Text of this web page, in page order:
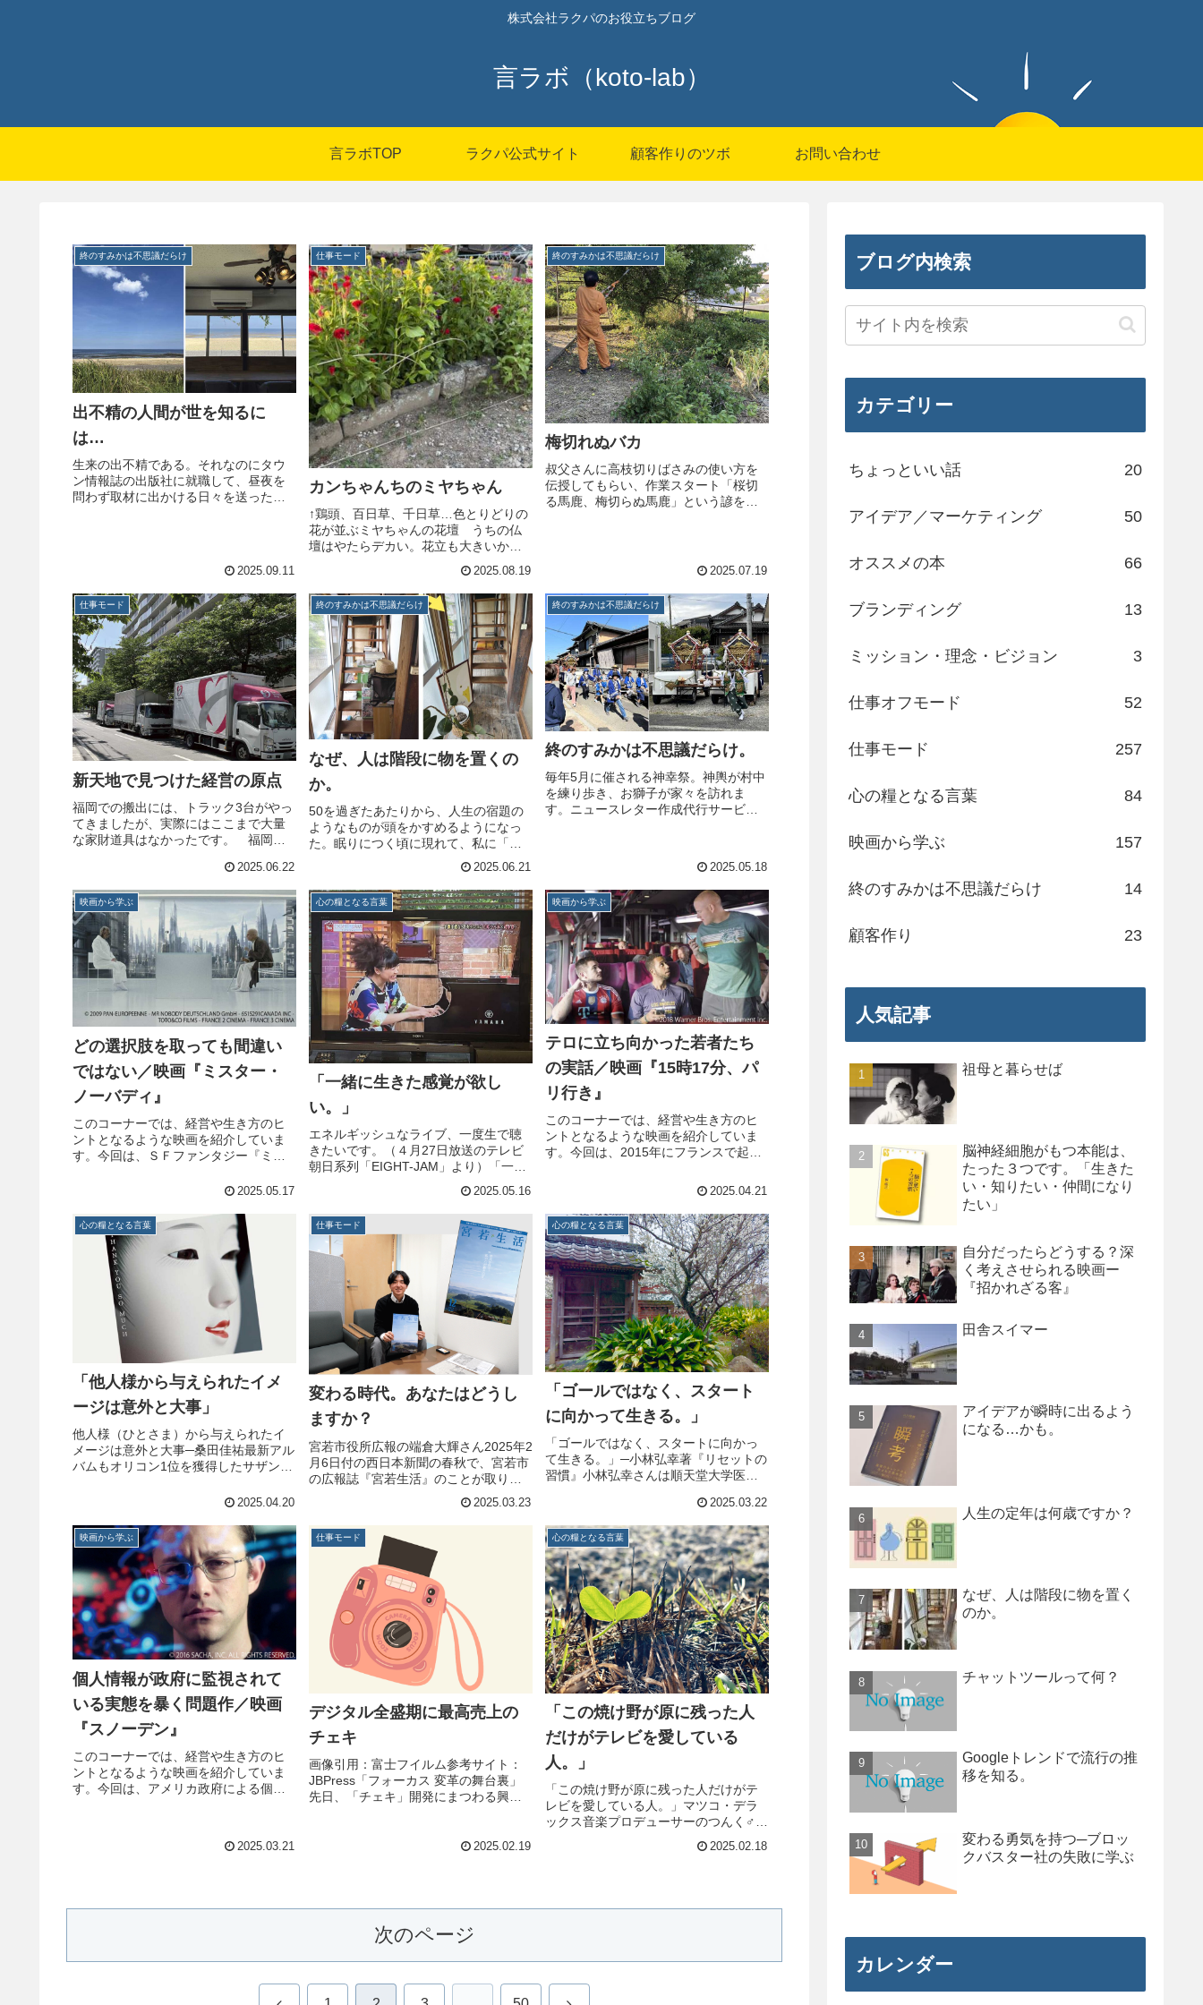
株式会社ラクパのお役立ちブログ
言ラボ（koto-lab）
言ラボTOP ラクパ公式サイト 顧客作りのツボ お問い合わせ
終のすみかは不思議だらけ
出不精の人間が世を知るに
は…
生来の出不精である。それなのにタウ
ン情報誌の出版社に就職して、昼夜を
問わず取材に出かける日々を送った。
2025.09.11
仕事モード
カンちゃんちのミヤちゃん
↑鶏頭、百日草、千日草…色とりどりの
花が並ぶミヤちゃんの花壇 うちの仏
壇はやたらデカい。花立も大きいか
母は長らく生花にこだわっていたが、
今年の暑さでは花が三日と保たず、娘
夫婦の家計を案じてか「造花を買お
う」...
2025.08.19
終のすみかは不思議だらけ
梅切れぬバカ
叔父さんに高枝切りばさみの使い方を
伝授してもらい、作業スタート「桜切
る馬鹿、梅切らぬ馬鹿」という諺を知
した。新人の私は給仕に忙しかった
2025.07.19
仕事モード
新天地で見つけた経営の原点
福岡での搬出には、トラック3台がやっ
てきましたが、実際にはここまで大量
な家財道具はなかったです。 福岡か
ました。2006年、43歳で独立起業。福
岡は私にとって、会社員から経営者へ
と大きく人生を転換し、事業...
2025.06.22
終のすみかは不思議だらけ
なぜ、人は階段に物を置くの
か。
50を過ぎたあたりから、人生の宿題の
ようなものが頭をかすめるようになっ
た。眠りにつく頃に現れて、私に「忘
れてないだろうな」と念を押す。おか
げで若い頃のようにスッと寝付けなく
なった。 実家の跡継ぎ、母の一人暮
らし、築１８０年の木造家屋の維持…...
2025.06.21
終のすみかは不思議だらけ
終のすみかは不思議だらけ。
毎年5月に催される神幸祭。神輿が村中
を練り歩き、お獅子が家々を訪れま
す。ニュースレター作成代行サービス
変更にご快諾くださった皆様、心より...
2025.05.18
映画から学ぶ
どの選択肢を取っても間違い
ではない／映画『ミスター・
ノーバディ』
このコーナーでは、経営や生き方のヒ
ントとなるような映画を紹介していま
す。今回は、ＳＦファンタジー『ミス
ー・ノーバディ』Mr. Nobody<あらすじ
永遠の命をもつようにな...
2025.05.17
心の糧となる言葉
「一緒に生きた感覚が欲し
い。」
エネルギッシュなライブ、一度生で聴
きたいです。（４月27日放送のテレビ
朝日系列「EIGHT-JAM」より）「一緒
日本が世界に誇るジャズピアニスト・
上原ひろみ。自身の作品制作や公演の
他に、国内外のアーティス...
2025.05.16
映画から学ぶ
テロに立ち向かった若者たち
の実話／映画『15時17分、パ
リ行き』
このコーナーでは、経営や生き方のヒ
ントとなるような映画を紹介していま
す。今回は、2015年にフランスで起き
『15時17分、パリ行き』です。『15時
17分、パリ行き』The 15:17 to Paris<
あら...
2025.04.21
心の糧となる言葉
「他人様から与えられたイメ
ージは意外と大事」
他人様（ひとさま）から与えられたイ
メージは意外と大事─桑田佳祐最新アル
バムもオリコン1位を獲得したサザンオ
し続ける理由を問われた桑田さんは
を述べました。サザンのデビュー当...
2025.04.20
仕事モード
変わる時代。あなたはどうし
ますか？
宮若市役所広報の端倉大輝さん2025年2
月6日付の西日本新聞の春秋で、宮若市
の広報誌『宮若生活』のことが取り上
げられていました。昨年12月号の特集
記事が「勇気ある挑戦」と評価され、
広報誌全国コンクールの福岡県代表に
選ばれたそうです。その特集...
2025.03.23
心の糧となる言葉
「ゴールではなく、スタート
に向かって生きる。」
「ゴールではなく、スタートに向かっ
て生きる。」─小林弘幸著『リセットの
習慣』小林弘幸さんは順天堂大学医学
す。小林先生は、常に"今から何ができ
るか"と考えて生きることが大切だと言
います。寿命があと10年でも3カ...
2025.03.22
映画から学ぶ
個人情報が政府に監視されて
いる実態を暴く問題作／映画
『スノーデン』
このコーナーでは、経営や生き方のヒ
ントとなるような映画を紹介していま
す。今回は、アメリカ政府による個人
国アメリカに貢献したいと考...2025.03.21
仕事モード
デジタル全盛期に最高売上の
チェキ
画像引用：富士フイルム参考サイト：
JBPress「フォーカス 変革の舞台裏」
先日、「チェキ」開発にまつわる興味
ラロイドカメラと同じくプリント機能
2025.02.19
心の糧となる言葉
「この焼け野が原に残った人
だけがテレビを愛している
人。」
「この焼け野が原に残った人だけがテ
レビを愛している人。」マツコ・デラ
ックス音楽プロデューサーのつんく♂と
タレントのマツコ・デラックスによる
ＮＨＫの対談番組で印象的だった言
2025.02.18
次のページ
ブログ内検索
カテゴリー
ちょっといい話 20
アイデア／マーケティング 50
オススメの本 66
ブランディング 13
ミッション・理念・ビジョン 3
仕事オフモード 52
仕事モード 257
心の糧となる言葉 84
映画から学ぶ 157
終のすみかは不思議だらけ 14
顧客作り 23
人気記事
祖母と暮らせば
脳神経細胞がもつ本能は、
たった３つです。「生きた
い・知りたい・仲間になり
たい」
自分だったらどうする？深
く考えさせられる映画ー
『招かれざる客』
田舎スイマー
アイデアが瞬時に出るよう
になる…かも。
人生の定年は何歳ですか？
なぜ、人は階段に物を置く
のか。
チャットツールって何？
Googleトレンドで流行の推
移を知る。
変わる勇気を持つ─ブロッ
クバスター社の失敗に学ぶ
カレンダー